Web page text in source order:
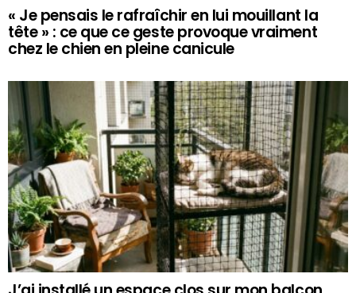
« Je pensais le rafraîchir en lui mouillant la
tête » : ce que ce geste provoque vraiment
chez le chien en pleine canicule